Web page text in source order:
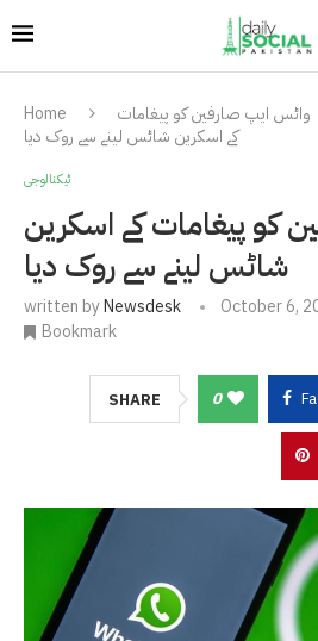
Home
واٹس ایپ صارفین کو پیغامات
کے اسکرین شاٹس لینے سے روک دیا
ٹیکنالوجی
کو پیغامات کے اسکرین
شاٹس لینے سے روک دیا
written byNewsdesk October 6,
Bookmark
SHARE 0